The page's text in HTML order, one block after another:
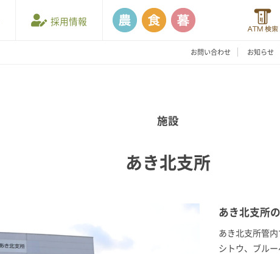
採用情報
お問い合わせ お知らせ
施設
あき北支所
あき北支所
あき北支所管
シトウ、ブル